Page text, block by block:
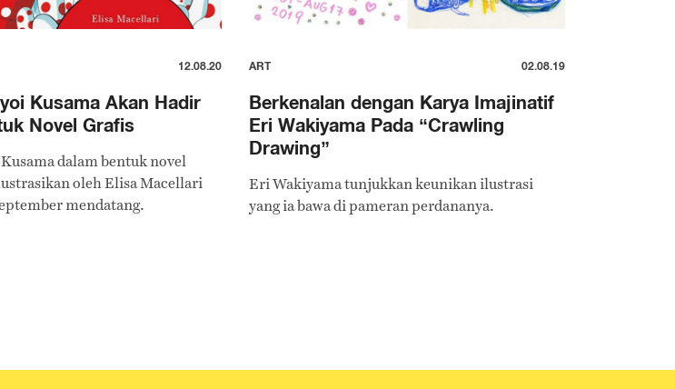
12.08.20
Kusama Akan Hadir
Novel Grafis
dalam bentuk novel
oleh Elisa Macellari
mendatang.
ART 02.08.19
Berkenalan dengan Karya Imajinatif
Eri Wakiyama Pada “Crawling
Drawing”
Eri Wakiyama tunjukkan keunikan ilustrasi
yang ia bawa di pameran perdananya.